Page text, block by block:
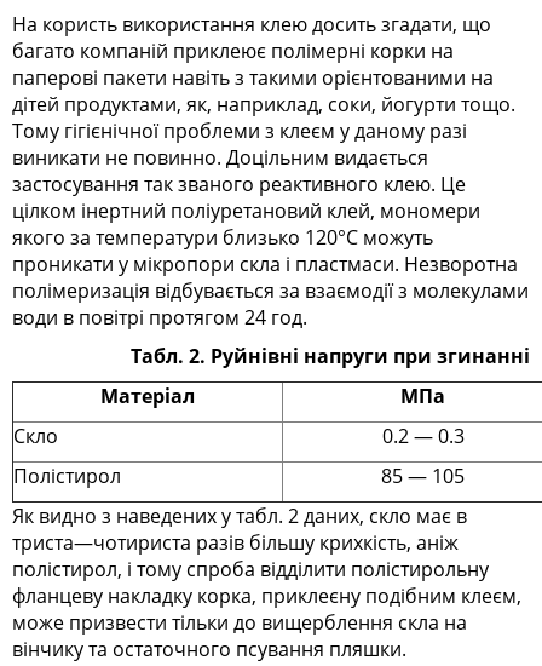
На користь використання клею досить згадати, що
багато компаній приклеює полімерні корки на
паперові пакети навіть з такими орієнтованими на
дітей продуктами, як, наприклад, соки, йогурти тощо.
Тому гігієнічної проблеми з клеєм у даному разі
виникати не повинно. Доцільним видається
застосування так званого реактивного клею. Це
цілком інертний поліуретановий клей, мономери
якого за температури близько 120°С можуть
проникати у мікропори скла і пластмаси. Незворотна
полімеризація відбувається за взаємодії з молекулами
води в повітрі протягом 24 год.
Табл. 2. Руйнівні напруги при згинанні
Матеріал
МПа
Скло
0.2 — 0.3
Полістирол
85 — 105
Як видно з наведених у табл. 2 даних, скло має в
триста—чотириста разів більшу крихкість, аніж
полістирол, і тому спроба відділити полістирольну
фланцеву накладку корка, приклеєну подібним клеєм,
може призвести тільки до вищерблення скла на
вінчику та остаточного псування пляшки.